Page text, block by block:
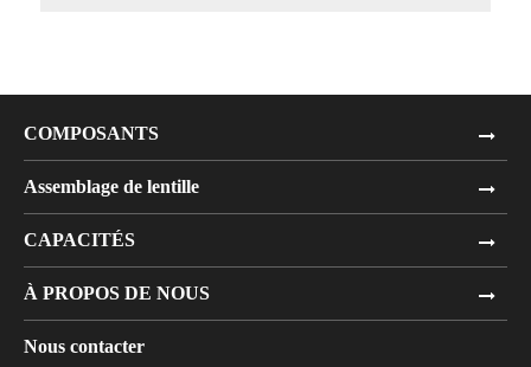
COMPOSANTS
Assemblage de lentille
CAPACITÉS
À PROPOS DE NOUS
Nous contacter